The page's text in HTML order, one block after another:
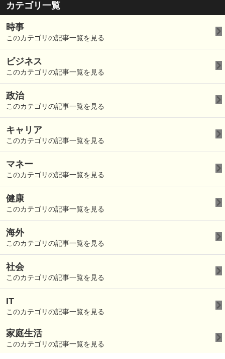
カテゴリ一覧
時事
このカテゴリの記事一覧を見る
ビジネス
このカテゴリの記事一覧を見る
政治
このカテゴリの記事一覧を見る
キャリア
このカテゴリの記事一覧を見る
マネー
このカテゴリの記事一覧を見る
健康
このカテゴリの記事一覧を見る
海外
このカテゴリの記事一覧を見る
社会
このカテゴリの記事一覧を見る
IT
このカテゴリの記事一覧を見る
家庭生活
このカテゴリの記事一覧を見る